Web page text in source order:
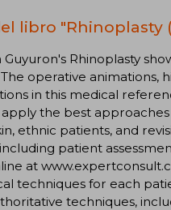
libro "Rhinoplasty
Guyuron's Rhinoplasty
operative animations,
in this medical
the best
ethnic patients, and
patient
at
techniques for each
techniques,